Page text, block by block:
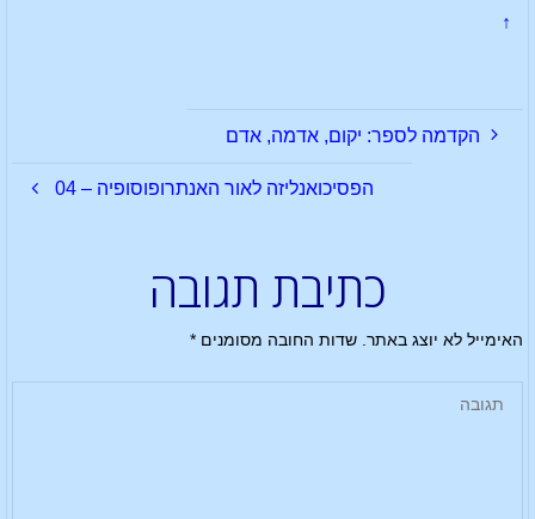
↑
הקדמה לספר: יקום, אדמה, אדם
הפסיכואנליזה לאור האנתרופוסופיה – 04
כתיבת תגובה
האימייל לא יוצג באתר. שדות החובה מסומנים*